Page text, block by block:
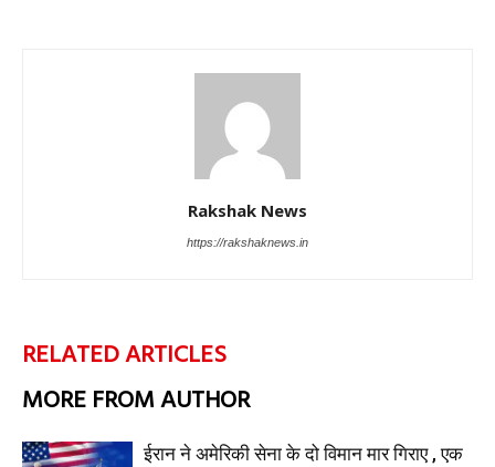
Rakshak News
https://rakshaknews.in
RELATED ARTICLES
MORE FROM AUTHOR
ईरान ने अमेरिकी सेना के दो विमान मार गिराए , एक